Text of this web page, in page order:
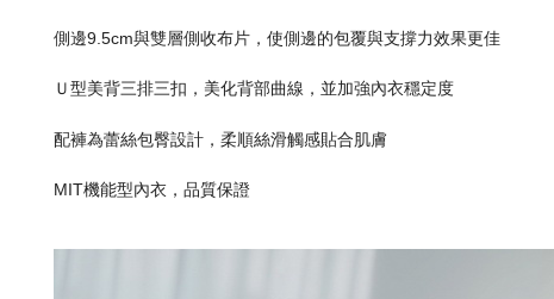
側邊9.5cm與雙層側收布片，使側邊的包覆與支撐力效果更佳
Ｕ型美背三排三扣，美化背部曲線，並加強內衣穩定度
配褲為蕾絲包臀設計，柔順絲滑觸感貼合肌膚
MIT機能型內衣，品質保證